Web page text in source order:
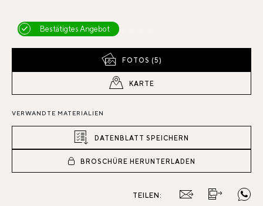
Bestätigtes Angebot
FOTOS (5)
KARTE
VERWANDTE MATERIALIEN
DATENBLATT SPEICHERN
BROSCHÜRE HERUNTERLADEN
TEILEN: